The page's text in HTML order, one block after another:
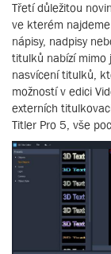
Třetí důležitou
ve kterém
nápisy, nadpisy
titulků nabízí mimo
nasvícení titulků,
možností v edici
externích
Titler Pro 5, vše